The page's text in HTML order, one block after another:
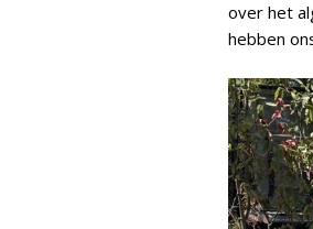
over het
hebben